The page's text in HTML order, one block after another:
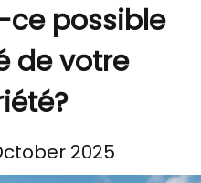
possible
de votre
2025